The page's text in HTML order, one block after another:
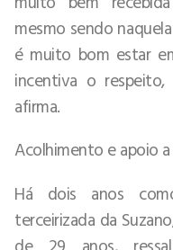
mesmo sendo
é muito bom estar
incentiva o respeito,
afirma.
Acolhimento e apoio
Há dois anos
terceirizada da
de 29 anos,